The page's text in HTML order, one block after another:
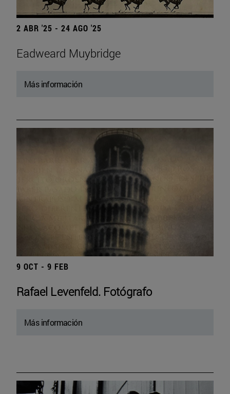
2 ABR '25 - 24 AGO '25
Eadweard Muybridge
Más información
9 OCT - 9 FEB
Rafael Levenfeld. Fotógrafo
Más información